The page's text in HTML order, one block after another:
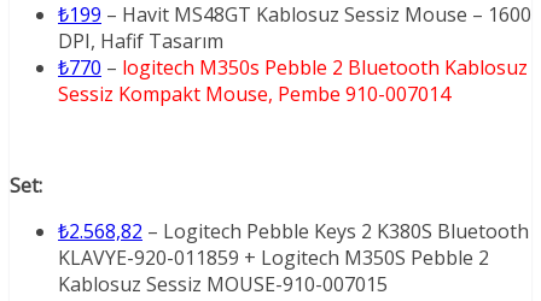
₺199 – Havit MS48GT Kablosuz Sessiz Mouse – 1600
DPI, Hafif Tasarım
₺770 – logitech M350s Pebble 2 Bluetooth Kablosuz
Sessiz Kompakt Mouse, Pembe 910-007014
Set:
₺2.568,82 – Logitech Pebble Keys 2 K380S Bluetooth
KLAVYE-920-011859 + Logitech M350S Pebble 2
Kablosuz Sessiz MOUSE-910-007015